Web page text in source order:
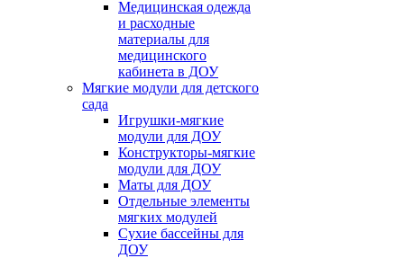
Медицинская одежда
и расходные
материалы для
медицинского
кабинета в ДОУ
Мягкие модули для детского
сада
Игрушки-мягкие
модули для ДОУ
Конструкторы-мягкие
модули для ДОУ
Маты для ДОУ
Отдельные элементы
мягких модулей
Сухие бассейны для
ДОУ